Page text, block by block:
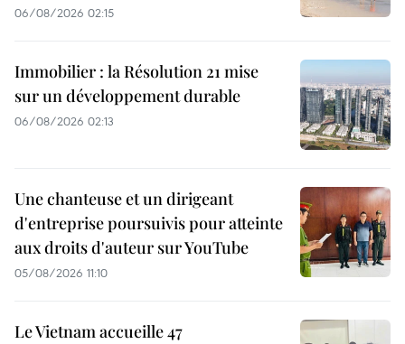
06/08/2026 02:15
Immobilier : la Résolution 21 mise
sur un développement durable
06/08/2026 02:13
Une chanteuse et un dirigeant
d'entreprise poursuivis pour atteinte
aux droits d'auteur sur YouTube
05/08/2026 11:10
Le Vietnam accueille 47